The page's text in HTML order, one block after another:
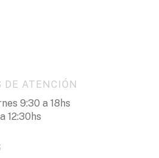
DE ATENCIÓN
9:30 a 18hs
12:30hs